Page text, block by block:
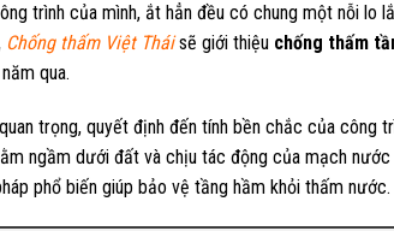
trình của mình, ắt hẳn đều có chung một nỗi lo
Chống thấm Việt Tháisẽ giới thiệu chống thấm
qua.
trọng, quyết định đến tính bền chắc của công
ngầm dưới đất và chịu tác động của mạch nước
phổ biến giúp bảo vệ tầng hầm khỏi thấm nước.